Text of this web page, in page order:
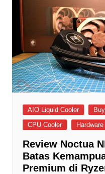
AIO Liquid Cooler
CPU Cooler
Hardware
Review Noctua
Batas
Premium di